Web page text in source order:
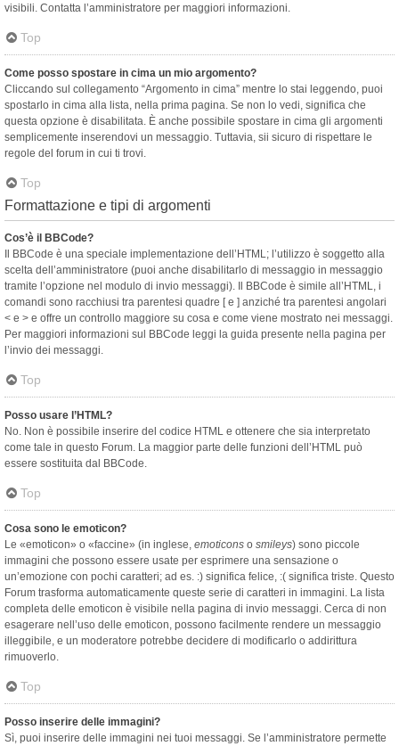
visibili. Contatta l’amministratore per maggiori informazioni.
Top
Come posso spostare in cima un mio argomento?
Cliccando sul collegamento “Argomento in cima” mentre lo stai leggendo, puoi
spostarlo in cima alla lista, nella prima pagina. Se non lo vedi, significa che
questa opzione è disabilitata. È anche possibile spostare in cima gli argomenti
semplicemente inserendovi un messaggio. Tuttavia, sii sicuro di rispettare le
regole del forum in cui ti trovi.
Top
Formattazione e tipi di argomenti
Cos’è il BBCode?
Il BBCode è una speciale implementazione dell’HTML; l’utilizzo è soggetto alla
scelta dell’amministratore (puoi anche disabilitarlo di messaggio in messaggio
tramite l’opzione nel modulo di invio messaggi). Il BBCode è simile all’HTML, i
comandi sono racchiusi tra parentesi quadre [ e ] anziché tra parentesi angolari
< e > e offre un controllo maggiore su cosa e come viene mostrato nei messaggi.
Per maggiori informazioni sul BBCode leggi la guida presente nella pagina per
l’invio dei messaggi.
Top
Posso usare l’HTML?
No. Non è possibile inserire del codice HTML e ottenere che sia interpretato
come tale in questo Forum. La maggior parte delle funzioni dell’HTML può
essere sostituita dal BBCode.
Top
Cosa sono le emoticon?
Le «emoticon» o «faccine» (in inglese, emoticons o smileys) sono piccole
immagini che possono essere usate per esprimere una sensazione o
un’emozione con pochi caratteri; ad es. :) significa felice, :( significa triste. Questo
Forum trasforma automaticamente queste serie di caratteri in immagini. La lista
completa delle emoticon è visibile nella pagina di invio messaggi. Cerca di non
esagerare nell’uso delle emoticon, possono facilmente rendere un messaggio
illeggibile, e un moderatore potrebbe decidere di modificarlo o addirittura
rimuoverlo.
Top
Posso inserire delle immagini?
Sì, puoi inserire delle immagini nei tuoi messaggi. Se l’amministratore permette